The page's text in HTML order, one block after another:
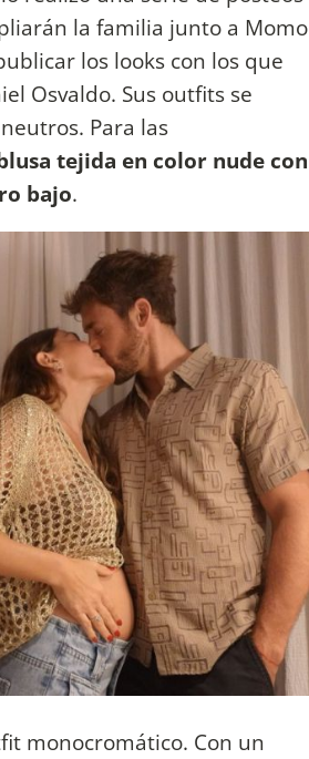
la familia junto a Momo
los looks con los que
Osvaldo. Sus outfits se
Para las
tejida en color nude con
bajo.
monocromático. Con un